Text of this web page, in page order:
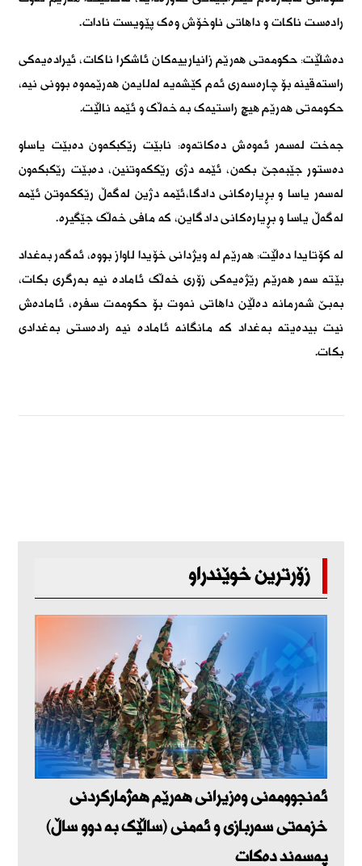
رادەست ناکات و داھاتی ناوخۆش وەک پێویست نادات.
دەشڵێت: حکومەتی ھەرێم زانیارییەکان ئاشکرا ناکات، ئیرادەیەکی
راستەقینە بۆ چارەسەری ئەم کێشەیە لەلایەن ھەرێمەوە بوونی نیە،
حکومەتی ھەرێم ھیچ راستیەک بە خەڵک و ئێمە ناڵێت.
جەخت لەسەر ئەوەش دەکاتەوە: نابێت رێکبکەون دەبێت یاساو
دەستور جێبەجێ بکەن، ئێمە دژی رێککەوتنین، دەبێت رێکبکەون
لەسەر یاسا و بڕیارەکانی دادگا،ئێمە دژین لەگەڵ رێککەوتن ئێمە
لەگەڵ یاسا و بڕیارەکانی دادگاین، کە مافی خەڵک جێگیرە.
لە کۆتایدا دەڵێت: ھەرێم لە ویژدانی خۆیدا لاواز بووە، ئەگەر بەغداد
بێتە سەر ھەرێم رێژەیەکی زۆری خەڵک ئامادە نیە بەرگری بکات،
بەبێ شەرمانە دەڵێن داھاتی نەوت بۆ حکومەت سفرە، ئامادەش
نیت بیدەیتە بەغداد کە مانگانە ئامادە نیە رادەستی بەغدادی
بکات.
زۆرترین خوێندراو
ئەنجوومەنی وەزیرانی هەرێم هەژمارکردنی
خزمەتی سەربازی و ئەمنی (ساڵێک بە دوو ساڵ)
پەسەند دەکات